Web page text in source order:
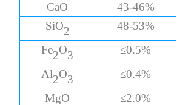
CaO
43-46%
SiO2
48-53%
Fe2O3
≤0.5%
Al2O3
≤0.4%
MgO
≤2.0%